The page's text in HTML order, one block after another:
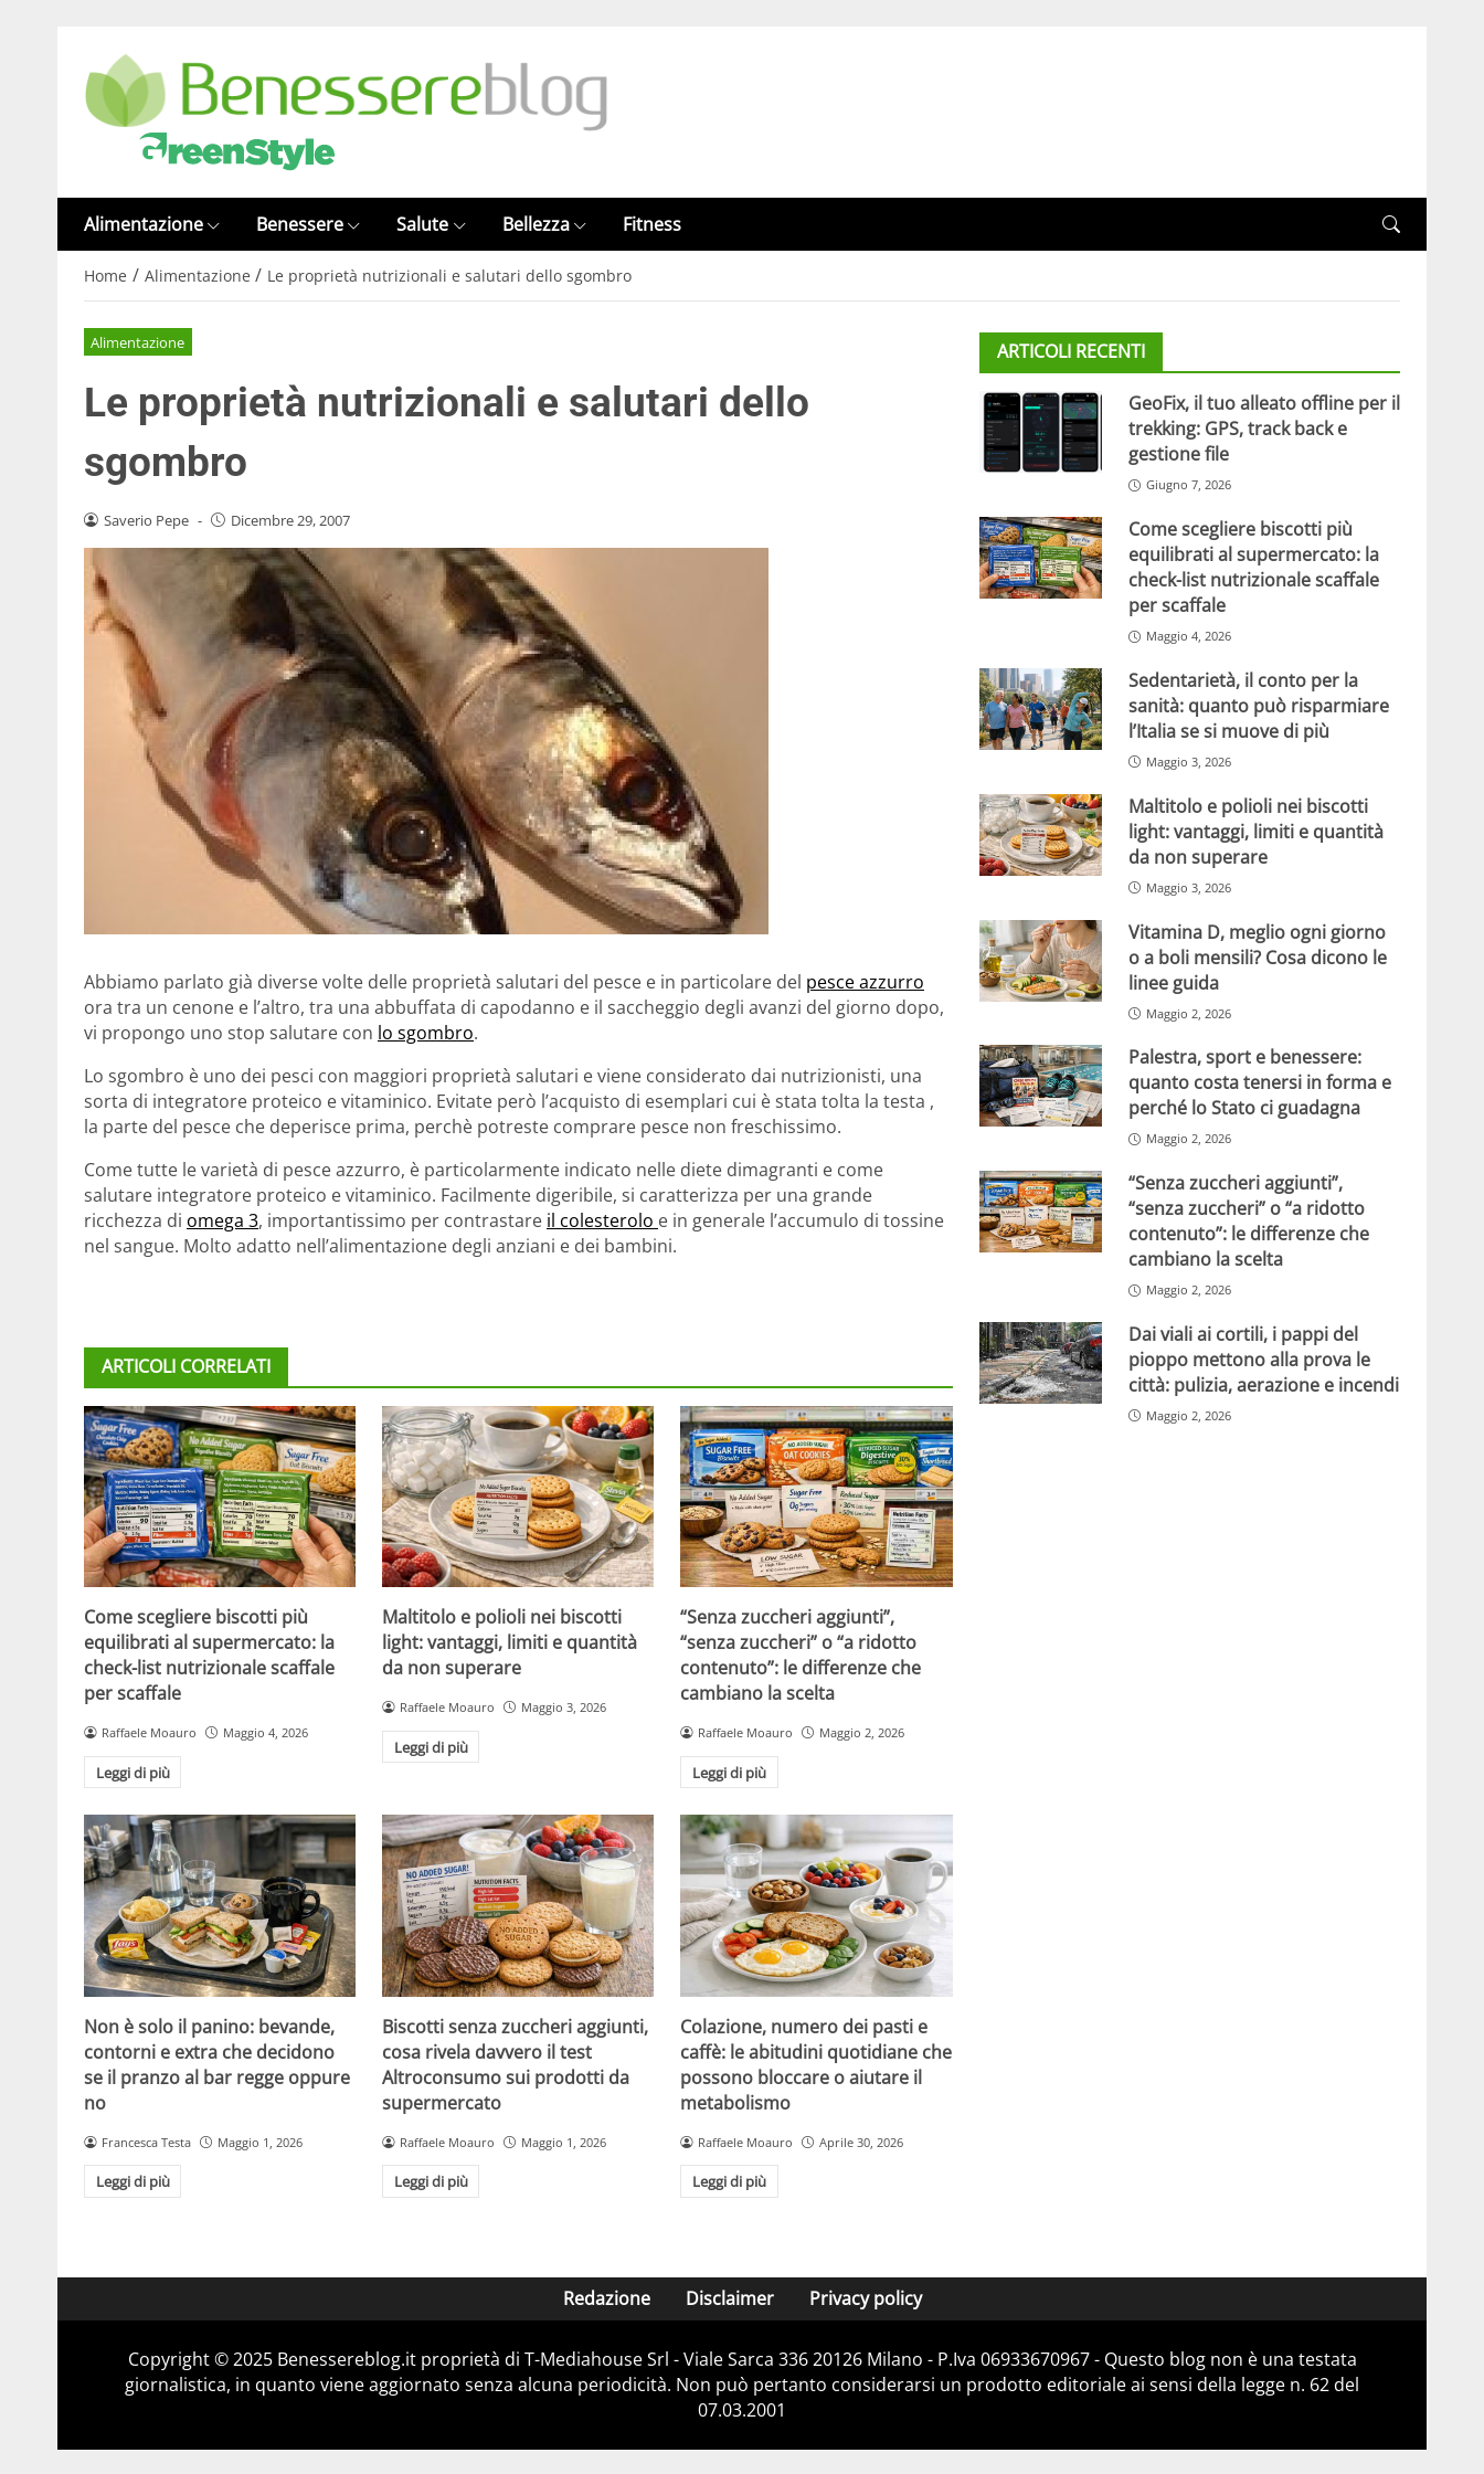
Alimentazione Benessere Salute Bellezza Fitness
Home / Alimentazione / Le proprietà nutrizionali e salutari dello sgombro
Alimentazione
Le proprietà nutrizionali e salutari dello
sgombro
Saverio Pepe - Dicembre 29, 2007
Abbiamo parlato già diverse volte delle proprietà salutari del pesce e in particolare del pesce azzurro
ora tra un cenone e l’altro, tra una abbuffata di capodanno e il saccheggio degli avanzi del giorno dopo,
vi propongo uno stop salutare con lo sgombro.
Lo sgombro è uno dei pesci con maggiori proprietà salutari e viene considerato dai nutrizionisti, una
sorta di integratore proteico e vitaminico. Evitate però l’acquisto di esemplari cui è stata tolta la testa ,
la parte del pesce che deperisce prima, perchè potreste comprare pesce non freschissimo.
Come tutte le varietà di pesce azzurro, è particolarmente indicato nelle diete dimagranti e come
salutare integratore proteico e vitaminico. Facilmente digeribile, si caratterizza per una grande
ricchezza di omega 3, importantissimo per contrastare il colesterolo e in generale l’accumulo di tossine
nel sangue. Molto adatto nell’alimentazione degli anziani e dei bambini.
ARTICOLI CORRELATI
Come scegliere biscotti più
equilibrati al supermercato: la
check-list nutrizionale scaffale
per scaffale
Raffaele Moauro Maggio 4, 2026
Leggi di più
Maltitolo e polioli nei biscotti
light: vantaggi, limiti e quantità
da non superare
Raffaele Moauro Maggio 3, 2026
Leggi di più
“Senza zuccheri aggiunti”,
“senza zuccheri” o “a ridotto
contenuto”: le differenze che
cambiano la scelta
Raffaele Moauro Maggio 2, 2026
Leggi di più
Non è solo il panino: bevande,
contorni e extra che decidono
se il pranzo al bar regge oppure
no
Francesca Testa Maggio 1, 2026
Leggi di più
Biscotti senza zuccheri aggiunti,
cosa rivela davvero il test
Altroconsumo sui prodotti da
supermercato
Raffaele Moauro Maggio 1, 2026
Leggi di più
Colazione, numero dei pasti e
caffè: le abitudini quotidiane che
possono bloccare o aiutare il
metabolismo
Raffaele Moauro Aprile 30, 2026
Leggi di più
ARTICOLI RECENTI
GeoFix, il tuo alleato offline per il
trekking: GPS, track back e
gestione file
Giugno 7, 2026
Come scegliere biscotti più
equilibrati al supermercato: la
check-list nutrizionale scaffale
per scaffale
Maggio 4, 2026
Sedentarietà, il conto per la
sanità: quanto può risparmiare
l’Italia se si muove di più
Maggio 3, 2026
Maltitolo e polioli nei biscotti
light: vantaggi, limiti e quantità
da non superare
Maggio 3, 2026
Vitamina D, meglio ogni giorno
o a boli mensili? Cosa dicono le
linee guida
Maggio 2, 2026
Palestra, sport e benessere:
quanto costa tenersi in forma e
perché lo Stato ci guadagna
Maggio 2, 2026
“Senza zuccheri aggiunti”,
“senza zuccheri” o “a ridotto
contenuto”: le differenze che
cambiano la scelta
Maggio 2, 2026
Dai viali ai cortili, i pappi del
pioppo mettono alla prova le
città: pulizia, aerazione e incendi
Maggio 2, 2026
Redazione Disclaimer Privacy policy
Copyright © 2025 Benessereblog.it proprietà di T-Mediahouse Srl - Viale Sarca 336 20126 Milano - P.Iva 06933670967 - Questo blog non è una testata
giornalistica, in quanto viene aggiornato senza alcuna periodicità. Non può pertanto considerarsi un prodotto editoriale ai sensi della legge n. 62 del
07.03.2001